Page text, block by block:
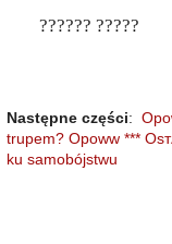
?????? ?????
Następne części:
trupem? Opoww ***
ku samobójstwu